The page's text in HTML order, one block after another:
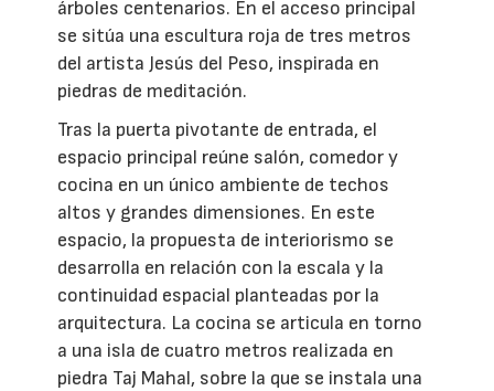
árboles centenarios. En el acceso principal
se sitúa una escultura roja de tres metros
del artista Jesús del Peso, inspirada en
piedras de meditación.
Tras la puerta pivotante de entrada, el
espacio principal reúne salón, comedor y
cocina en un único ambiente de techos
altos y grandes dimensiones. En este
espacio, la propuesta de interiorismo se
desarrolla en relación con la escala y la
continuidad espacial planteadas por la
arquitectura. La cocina se articula en torno
a una isla de cuatro metros realizada en
piedra Taj Mahal, sobre la que se instala una